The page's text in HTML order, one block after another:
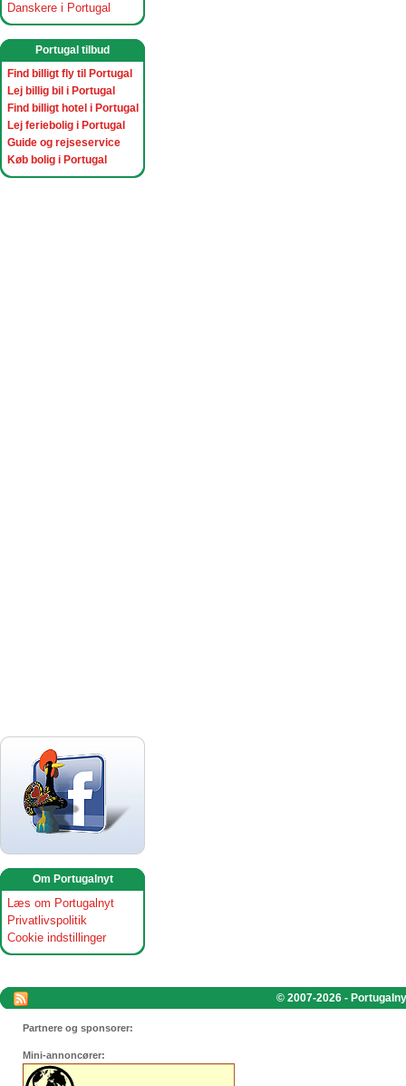
Danskere i Portugal
Portugal tilbud
Find billigt fly til Portugal
Lej billig bil i Portugal
Find billigt hotel i Portugal
Lej feriebolig i Portugal
Guide og rejseservice
Køb bolig i Portugal
Om Portugalnyt
Læs om Portugalnyt
Privatlivspolitik
Cookie indstillinger
© 2007-2026 -
Partnere og sponsorer:
Mini-annoncører: